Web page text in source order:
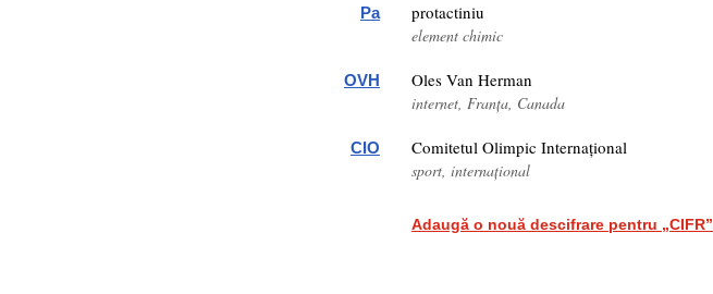
Pa protactiniu
element chimic
OVH Oles Van Herman
internet, Franța, Canada
CIO Comitetul Olimpic Internațional
sport, internațional
Adaugă o nouă descifrare pentru „CIFR”